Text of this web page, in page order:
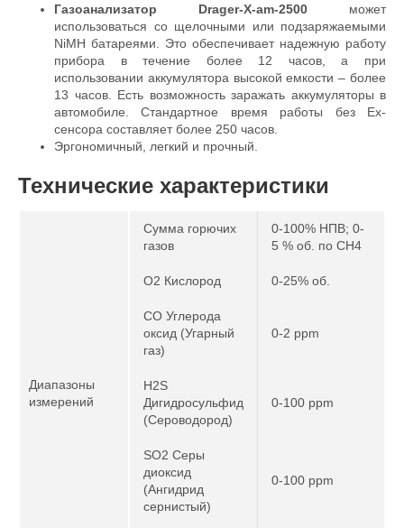
Газоанализатор Drager-X-am-2500 может
использоваться со щелочными или подзаряжаемыми
NiMH батареями. Это обеспечивает надежную работу
прибора в течение более 12 часов, а при
использовании аккумулятора высокой емкости – более
13 часов. Есть возможность заражать аккумуляторы в
автомобиле. Стандартное время работы без Ex-
сенсора составляет более 250 часов.
Эргономичный, легкий и прочный.
Технические характеристики
Диапазоны
измерений
Сумма горючих
газов
0-100% НПВ; 0-
5 % об. по CH4
O2 Кислород 0-25% об.
CO Углерода
оксид (Угарный
газ)
0-2 ppm
H2S
Дигидросульфид
(Сероводород)
0-100 ppm
SO2 Серы
диоксид
(Ангидрид
сернистый)
0-100 ppm